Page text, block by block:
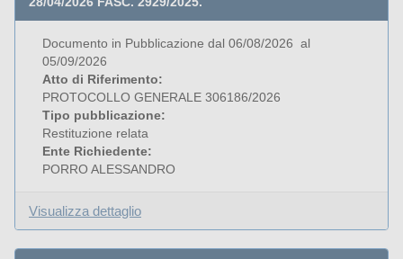
Documento in Pubblicazione dal 06/08/2026 al
05/09/2026
Atto di Riferimento:
PROTOCOLLO GENERALE 306186/2026
Tipo pubblicazione:
Restituzione relata
Ente Richiedente:
PORRO ALESSANDRO
Visualizza dettaglio